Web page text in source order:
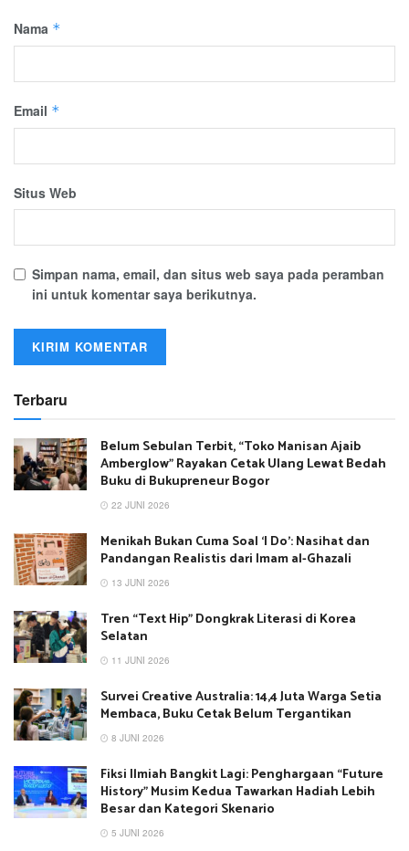
Nama *
Email *
Situs Web
Simpan nama, email, dan situs web saya pada peramban
ini untuk komentar saya berikutnya.
Terbaru
Belum Sebulan Terbit, “Toko Manisan Ajaib
Amberglow” Rayakan Cetak Ulang Lewat Bedah
Buku di Bukupreneur Bogor
22 JUNI 2026
Menikah Bukan Cuma Soal ‘I Do’: Nasihat dan
Pandangan Realistis dari Imam al-Ghazali
13 JUNI 2026
Tren “Text Hip” Dongkrak Literasi di Korea
Selatan
11 JUNI 2026
Survei Creative Australia: 14,4 Juta Warga Setia
Membaca, Buku Cetak Belum Tergantikan
8 JUNI 2026
Fiksi Ilmiah Bangkit Lagi: Penghargaan “Future
History” Musim Kedua Tawarkan Hadiah Lebih
Besar dan Kategori Skenario
5 JUNI 2026